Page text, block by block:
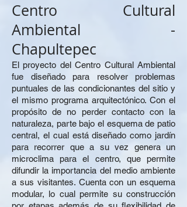
Centro Cultural
Ambiental -
Chapultepec
El proyecto del Centro Cultural Ambiental
fue diseñado para resolver problemas
puntuales de las condicionantes del sitio y
el mismo programa arquitectónico. Con el
propósito de no perder contacto con la
naturaleza, parte bajo el esquema de patio
central, el cual está diseñado como jardín
para recorrer que a su vez genera un
microclima para el centro, que permite
difundir la importancia del medio ambiente
a sus visitantes. Cuenta con un esquema
modular, lo cual permite su construcción